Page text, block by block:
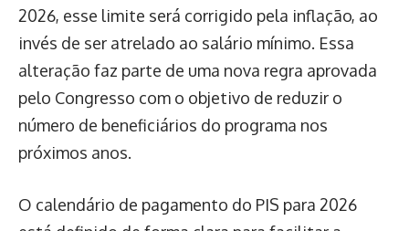
2026, esse limite será corrigido pela inflação, ao
invés de ser atrelado ao salário mínimo. Essa
alteração faz parte de uma nova regra aprovada
pelo Congresso com o objetivo de reduzir o
número de beneficiários do programa nos
próximos anos.
O calendário de pagamento do PIS para 2026